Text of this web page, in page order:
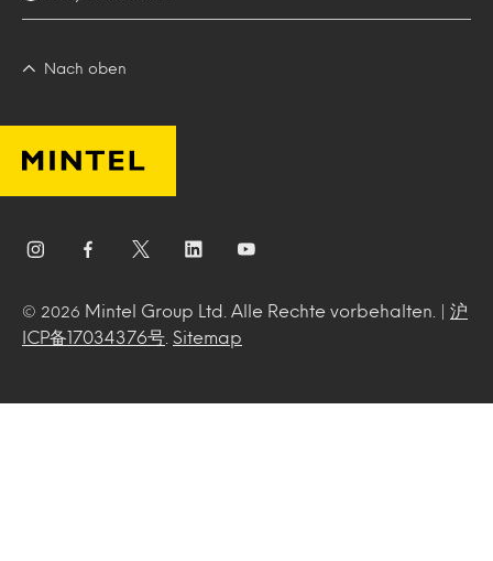
Nach oben
© 2026 Mintel Group Ltd. Alle Rechte vorbehalten. | 沪
ICP备17034376号
Sitemap